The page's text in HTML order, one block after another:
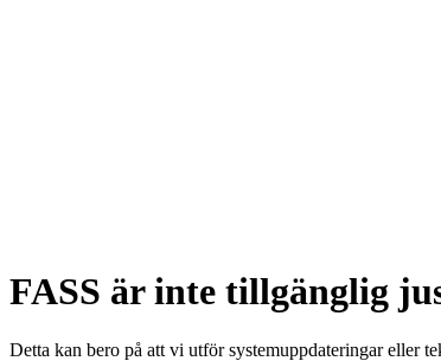
FASS är inte tillgänglig
Detta kan bero på att vi utför systemuppdateringar eller